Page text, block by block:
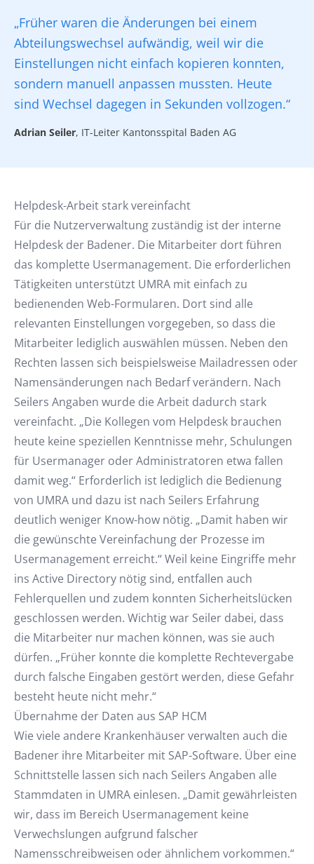
„Früher waren die Änderungen bei einem
Abteilungswechsel aufwändig, weil wir die
Einstellungen nicht einfach kopieren konnten,
sondern manuell anpassen mussten. Heute
sind Wechsel dagegen in Sekunden vollzogen.“
Adrian Seiler, IT-Leiter Kantonsspital Baden AG
Helpdesk-Arbeit stark vereinfacht
Für die Nutzerverwaltung zuständig ist der interne
Helpdesk der Badener. Die Mitarbeiter dort führen
das komplette Usermanagement. Die erforderlichen
Tätigkeiten unterstützt UMRA mit einfach zu
bedienenden Web-Formularen. Dort sind alle
relevanten Einstellungen vorgegeben, so dass die
Mitarbeiter lediglich auswählen müssen. Neben den
Rechten lassen sich beispielsweise Mailadressen oder
Namensänderungen nach Bedarf verändern. Nach
Seilers Angaben wurde die Arbeit dadurch stark
vereinfacht. „Die Kollegen vom Helpdesk brauchen
heute keine speziellen Kenntnisse mehr, Schulungen
für Usermanager oder Administratoren etwa fallen
damit weg.“ Erforderlich ist lediglich die Bedienung
von UMRA und dazu ist nach Seilers Erfahrung
deutlich weniger Know-how nötig. „Damit haben wir
die gewünschte Vereinfachung der Prozesse im
Usermanagement erreicht.“ Weil keine Eingriffe mehr
ins Active Directory nötig sind, entfallen auch
Fehlerquellen und zudem konnten Sicherheitslücken
geschlossen werden. Wichtig war Seiler dabei, dass
die Mitarbeiter nur machen können, was sie auch
dürfen. „Früher konnte die komplette Rechtevergabe
durch falsche Eingaben gestört werden, diese Gefahr
besteht heute nicht mehr.“
Übernahme der Daten aus SAP HCM
Wie viele andere Krankenhäuser verwalten auch die
Badener ihre Mitarbeiter mit SAP-Software. Über eine
Schnittstelle lassen sich nach Seilers Angaben alle
Stammdaten in UMRA einlesen. „Damit gewährleisten
wir, dass im Bereich Usermanagement keine
Verwechslungen aufgrund falscher
Namensschreibweisen oder ähnlichem vorkommen.“